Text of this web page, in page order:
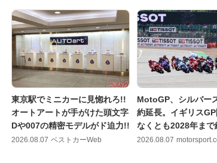
東京駅でミニカーに見惚れろ!!
オートアートが手がけた頭文字
Dや007の精密モデルがド迫力!!
2026.08.07 ベストカーWeb
MotoGP、シルバー
約延長。イギリス
なくとも2028年まで
2026.08.07